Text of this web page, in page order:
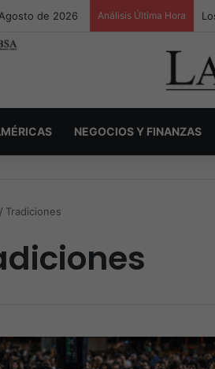
de 2026 Análisis Última Hora
NEGOCIOS Y FINANZAS
/ Tradiciones